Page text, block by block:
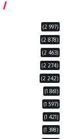
(2 997)
(2 878)
(2 463)
(2 274)
(2 242)
(1 861)
(1 597)
(1 421)
(1 398)